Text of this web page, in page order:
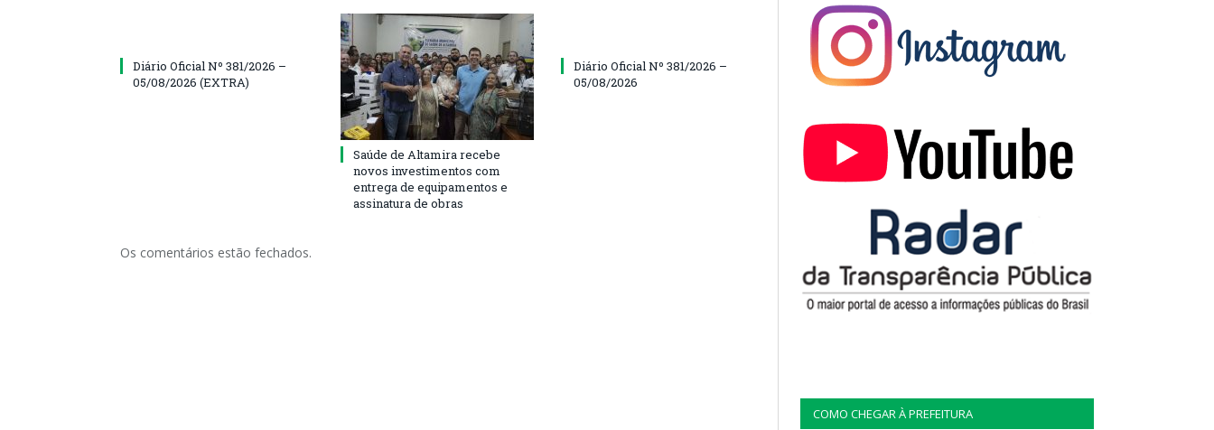
Diário Oficial Nº 381/2026 –
05/08/2026 (EXTRA)
Saúde de Altamira recebe
novos investimentos com
entrega de equipamentos e
assinatura de obras
Diário Oficial Nº 381/2026 –
05/08/2026
Os comentários estão fechados.
COMO CHEGAR À PREFEITURA